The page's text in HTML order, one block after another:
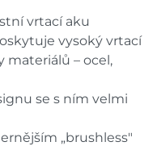
vrtací aku
vysoký vrtací
materiálů – ocel,
se s ním velmi
„brushless"